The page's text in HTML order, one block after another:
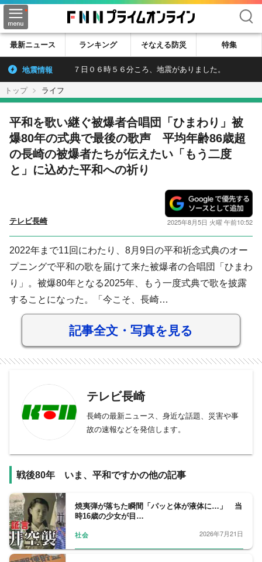
検索
最新ニュース ランキング そなえる防災 特集
地震情報 ７日０６時５６分ころ、地震がありました。
トップ ライフ
平和を歌い継ぐ被爆者合唱団「ひまわり」被
爆80年の式典で最後の歌声 平均年齢86歳超
の長崎の被爆者たちが伝えたい「もう二度
と」に込めた平和への祈り
テレビ長崎 2025年8月5日 火曜 午前10:52
2022年まで11回にわたり、8月9日の平和祈念式典のオー
プニングで平和の歌を届けて来た被爆者の合唱団「ひまわ
り」。被爆80年となる2025年、もう一度式典で歌を披露
することになった。「今こそ、長崎…
記事全文・写真を見る
テレビ長崎
長崎の最新ニュース、身近な話題、災害や事
故の速報などを発信します。
戦後80年 いま、平和ですかの他の記事
焼夷弾が落ちた瞬間「パッと体が液体に…」 当
時16歳の少女が目…
社会 2026年7月21日